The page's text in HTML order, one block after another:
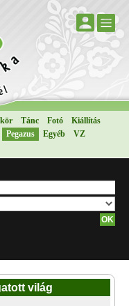
Tánc Fotó
Kiállítás
Pegazus Egyéb
VZ
világ